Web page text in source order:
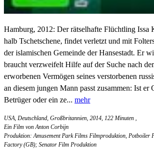
Hamburg, 2012: Der rätselhafte Flüchtling Issa
halb Tschetschene, findet verletzt und mit
der islamischen Gemeinde der Hansestadt. Er
braucht verzweifelt Hilfe auf der Suche nach
erworbenen Vermögen seines verstorbenen
an diesem jungen Mann passt zusammen: Ist er
Betrüger oder ein ze... mehr
USA, Deutschland, Großbritannien, 2014, 122 Minuten ,
Ein Film von Anton Corbijn
Produktion: Amusement Park Films Filmproduktion, Potboiler
Factory (GB); Senator Film Produktion